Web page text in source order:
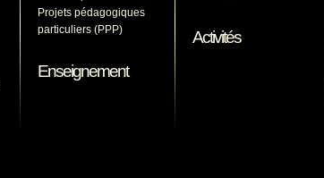
Projets pédagogiques
particuliers (PPP)
Enseignement
Activités